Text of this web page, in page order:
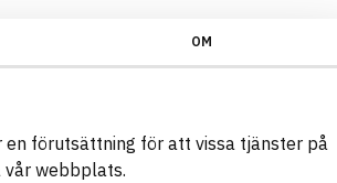
OM
en förutsättning för att vissa tjänster på
webbplats.